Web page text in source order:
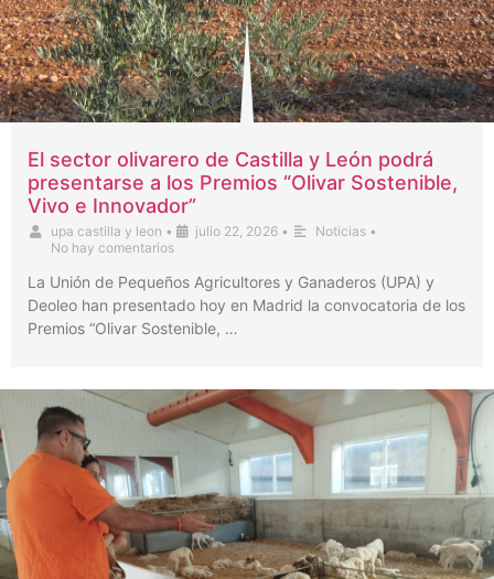
El sector olivarero de Castilla y León podrá
presentarse a los Premios “Olivar Sostenible,
Vivo e Innovador”
upa castilla y leon • julio 22, 2026 • Noticias •
No hay comentarios
La Unión de Pequeños Agricultores y Ganaderos (UPA) y
Deoleo han presentado hoy en Madrid la convocatoria de los
Premios “Olivar Sostenible, …